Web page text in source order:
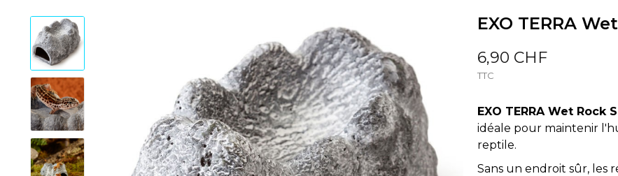
EXO TERRA
6,90 CHF
TTC
EXO TERRA Wet Rock S
idéale pour maintenir
reptile.
Sans un endroit sûr, les